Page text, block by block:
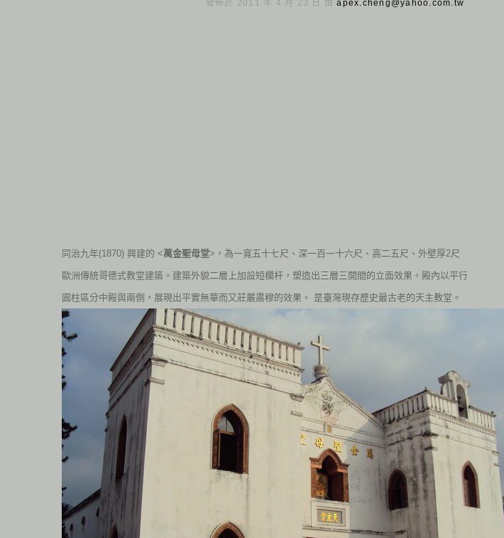
發佈於 2011 年 4 月 23 日 由apex.cheng@yahoo.com.tw
同治九年(1870) 興建的 <萬金聖母堂>，為一寬五十七尺、深一百一十六尺、高二五尺、外壁厚2尺
歐洲傳統哥德式教堂建築。建築外貌二層上加設短欄杆，塑造出三層三開間的立面效果。殿內以平行
圓柱區分中殿與兩側，展現出平實無華而又莊嚴肅穆的效果。 是臺灣現存歷史最古老的天主教堂。